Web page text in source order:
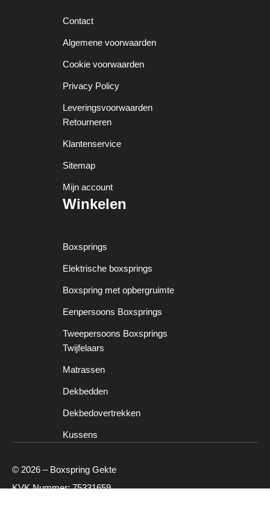
Contact
Algemene voorwaarden
Cookie voorwaarden
Privacy Policy
Leveringsvoorwaarden
Retourneren
Klantenservice
Sitemap
Mijn account
Winkelen
Boxsprings
Elektrische boxsprings
Boxspring met opbergruimte
Eenpersoons Boxsprings
Tweepersoons Boxsprings
Twijfelaars
Matrassen
Dekbedden
Dekbedovertrekken
Kussens
© 2026 – Boxspring Gekte
KVK Nummer: 75331659